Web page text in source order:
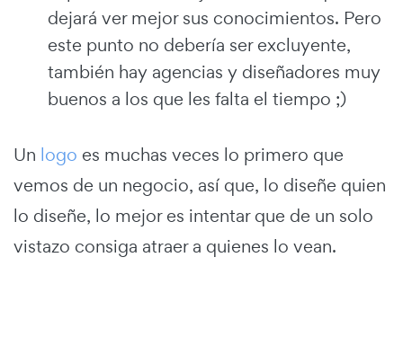
dejará ver mejor sus conocimientos. Pero
este punto no debería ser excluyente,
también hay agencias y diseñadores muy
buenos a los que les falta el tiempo ;)
Un logo es muchas veces lo primero que
vemos de un negocio, así que, lo diseñe quien
lo diseñe, lo mejor es intentar que de un solo
vistazo consiga atraer a quienes lo vean.